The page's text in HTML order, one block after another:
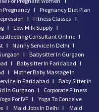
Pregnancy I
Pregnancy Diet Plan
I Fitness Classes I
I Low Milk Supply I
Consultant Online I
I Nanny Service In Delhi I
I
Babysitter In Gurgaon
I Babysitter In Faridabad I
I
Mother Baby Massage In
In Faridabad I
Baby Sitter in
In Gurgaon I
Corporate Fitness
For IVF I
Yoga To Conceive
I Maid Jobs In Delhi I
Maid